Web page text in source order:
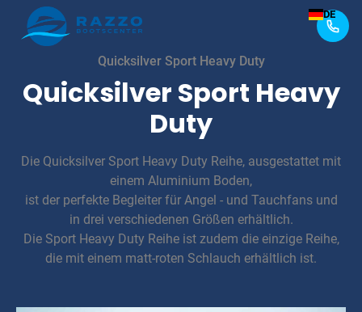
Quicksilver Sport Heavy Duty
Quicksilver Sport Heavy
Duty
Die Quicksilver Sport Heavy Duty Reihe, ausgestattet mit
einem Aluminium Boden,
ist der perfekte Begleiter für Angel - und Tauchfans und
in drei verschiedenen Größen erhältlich.
Die Sport Heavy Duty Reihe ist zudem die einzige Reihe,
die mit einem matt-roten Schlauch erhältlich ist.
DE